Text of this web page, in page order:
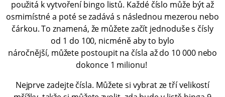
použitá k vytvoření bingo listů. Každé číslo může být až
osmimístné a poté se zadává s následnou mezerou nebo
čárkou. To znamená, že můžete začít jednoduše s čísly
od 1 do 100, nicméně aby to bylo
náročnější, můžete postoupit na čísla až do 10 000 nebo
dokonce 1 milionu!
Nejprve zadejte čísla. Můžete si vybrat ze tří velikostí